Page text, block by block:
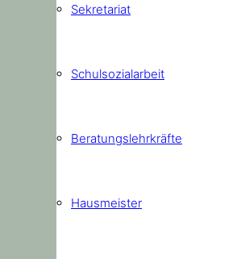
Sekretariat
Schulsozialarbeit
Beratungslehrkräfte
Hausmeister